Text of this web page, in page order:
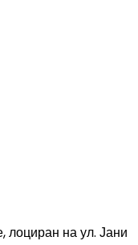
лоциран на ул. Јани